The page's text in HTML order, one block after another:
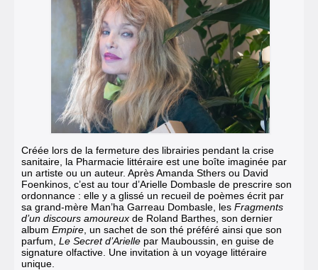
Créée lors de la fermeture des librairies pendant la crise
sanitaire, la Pharmacie littéraire est une boîte imaginée par
un artiste ou un auteur. Après Amanda Sthers ou David
Foenkinos, c’est au tour d’Arielle Dombasle de prescrire son
ordonnance : elle y a glissé un recueil de poèmes écrit par
sa grand-mère Man’ha Garreau Dombasle, les Fragments
d’un discours amoureux de Roland Barthes, son dernier
album Empire , un sachet de son thé préféré ainsi que son
parfum, Le Secret d’Arielle par Mauboussin, en guise de
signature olfactive . Une invitation à un voyage littéraire
unique.